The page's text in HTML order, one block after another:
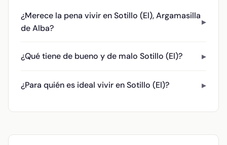
¿Merece la pena vivir en Sotillo (El), Argamasilla
de Alba?
¿Qué tiene de bueno y de malo Sotillo (El)?
¿Para quién es ideal vivir en Sotillo (El)?